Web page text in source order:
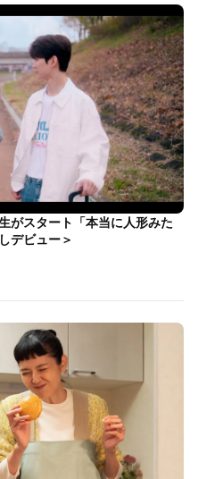
がスタート「本当に人形みた
デビュー＞